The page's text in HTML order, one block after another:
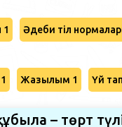
1 Әдеби тіл
Жазылым 1 Үй
– төрт